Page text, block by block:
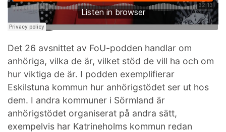
Det 26 avsnittet av FoU-podden handlar om
anhöriga, vilka de är, vilket stöd de vill ha och om
hur viktiga de är. I podden exemplifierar
Eskilstuna kommun hur anhörigstödet ser ut hos
dem. I andra kommuner i Sörmland är
anhörigstödet organiserat på andra sätt,
exempelvis har Katrineholms kommun redan